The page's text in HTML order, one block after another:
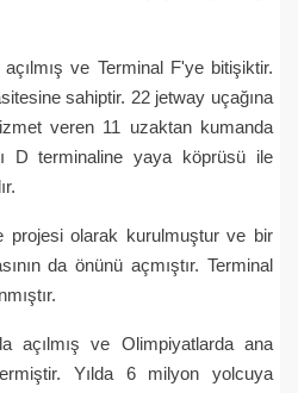
açılmış ve Terminal F'ye bitişiktir.
sahiptir. 22 jetway uçağına
veren 11 uzaktan kumanda
D terminaline yaya köprüsü ile
olarak kurulmuştur ve bir
da önünü açmıştır. Terminal
açılmış ve Olimpiyatlarda ana
Yılda 6 milyon yolcuya